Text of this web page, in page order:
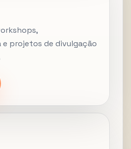
projetos de divulgação